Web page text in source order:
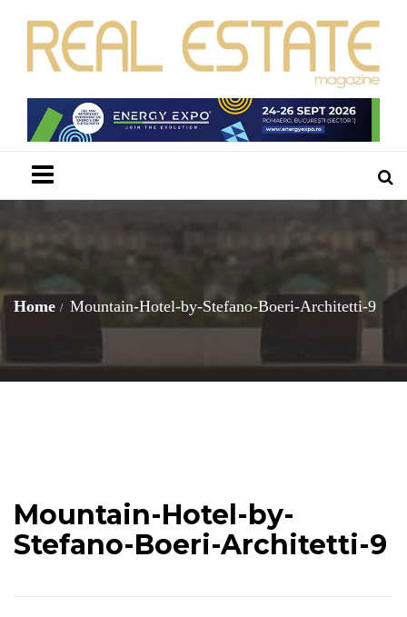
Home Mountain-Hotel-by-Stefano-Boeri-Architetti-9
Mountain-Hotel-by-
Stefano-Boeri-Architetti-9